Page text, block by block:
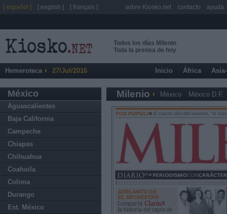
Todos los días Milenio
Toda la prensa de hoy
Hemeroteca 27/Jul/2016 Inicio África
México
Aguascalientes
Baja California
Campeche
Chiapas
Chihuahua
Coahuila
Colima
Durango
Est. México
Milenio México México D.F.
[ español ] [ english ] [ français ] sobre Kiosko.net contacto ayuda